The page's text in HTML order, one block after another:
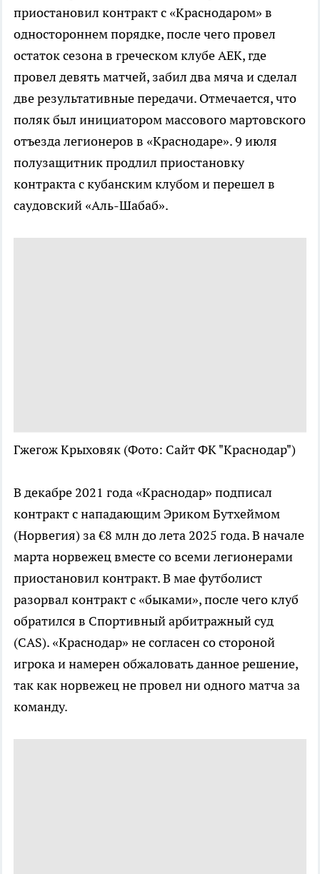
приостановил контракт с «Краснодаром» в
одностороннем порядке, после чего провел
остаток сезона в греческом клубе АЕК, где
провел девять матчей, забил два мяча и сделал
две результативные передачи. Отмечается, что
поляк был инициатором массового мартовского
отъезда легионеров в «Краснодаре». 9 июля
полузащитник продлил приостановку
контракта с кубанским клубом и перешел в
саудовский «Аль-Шабаб».
Гжегож Крыховяк (Фото: Сайт ФК "Краснодар")
В декабре 2021 года «Краснодар» подписал
контракт с нападающим Эриком Бутхеймом
(Норвегия) за €8 млн до лета 2025 года. В начале
марта норвежец вместе со всеми легионерами
приостановил контракт. В мае футболист
разорвал контракт с «быками», после чего клуб
обратился в Спортивный арбитражный суд
(CAS). «Краснодар» не согласен со стороной
игрока и намерен обжаловать данное решение,
так как норвежец не провел ни одного матча за
команду.